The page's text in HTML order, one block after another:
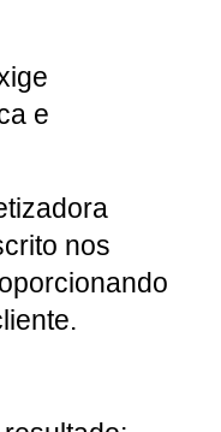
e
nos